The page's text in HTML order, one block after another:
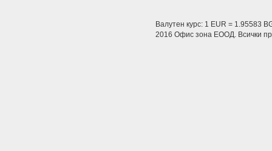
Валутен курс: 1 EUR = 1.95583
2016 Офис зона ЕООД. Всички